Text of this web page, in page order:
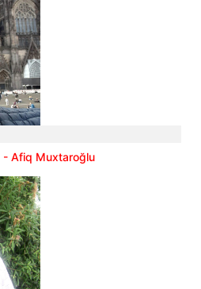
- Afiq Muxtaroğlu